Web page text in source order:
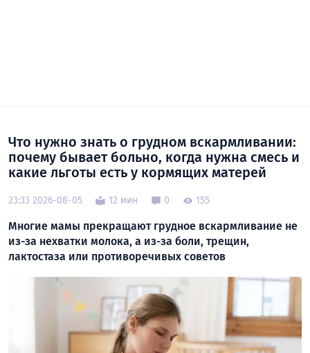
Что нужно знать о грудном вскармливании:
почему бывает больно, когда нужна смесь и
какие льготы есть у кормящих матерей
23:33 2026-08-05 12 мин 0 155
Многие мамы прекращают грудное вскармливание не
из-за нехватки молока, а из-за боли, трещин,
лактостаза или противоречивых советов